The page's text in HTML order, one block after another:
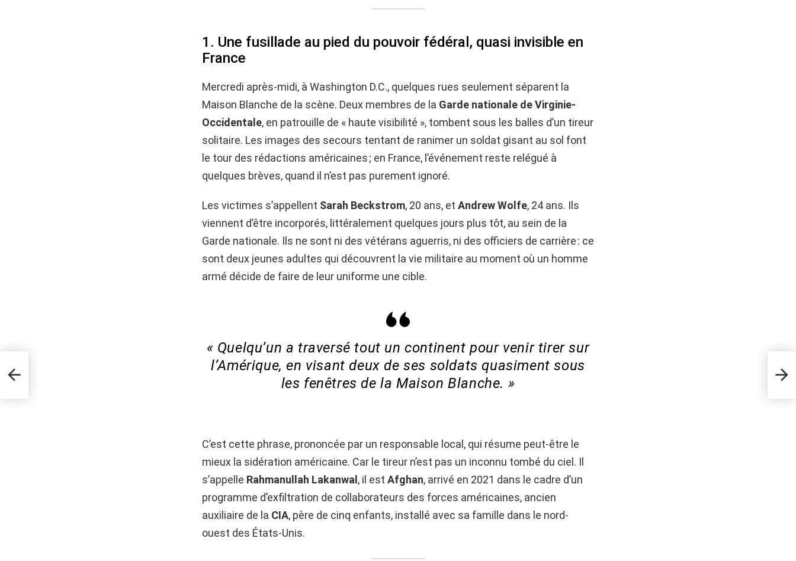
1. Une fusillade au pied du pouvoir fédéral, quasi invisible en
France
Mercredi après-midi, à Washington D.C., quelques rues seulement séparent la
Maison Blanche de la scène. Deux membres de la Garde nationale de Virginie-
Occidentale, en patrouille de « haute visibilité », tombent sous les balles d’un tireur
solitaire. Les images des secours tentant de ranimer un soldat gisant au sol font
le tour des rédactions américaines ; en France, l’événement reste relégué à
quelques brèves, quand il n’est pas purement ignoré.
Les victimes s’appellent Sarah Beckstrom, 20 ans, et Andrew Wolfe, 24 ans. Ils
viennent d’être incorporés, littéralement quelques jours plus tôt, au sein de la
Garde nationale. Ils ne sont ni des vétérans aguerris, ni des officiers de carrière : ce
sont deux jeunes adultes qui découvrent la vie militaire au moment où un homme
armé décide de faire de leur uniforme une cible.
« Quelqu’un a traversé tout un continent pour venir tirer sur
l’Amérique, en visant deux de ses soldats quasiment sous
les fenêtres de la Maison Blanche. »
C’est cette phrase, prononcée par un responsable local, qui résume peut-être le
mieux la sidération américaine. Car le tireur n’est pas un inconnu tombé du ciel. Il
s’appelle Rahmanullah Lakanwal, il est Afghan, arrivé en 2021 dans le cadre d’un
programme d’exfiltration de collaborateurs des forces américaines, ancien
auxiliaire de la CIA, père de cinq enfants, installé avec sa famille dans le nord-
ouest des États-Unis.